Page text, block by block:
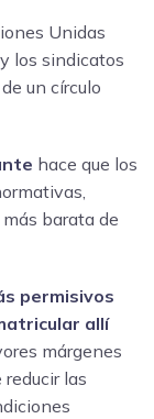
Unidas
los sindicatos
un círculo
hace que los
barata de
permisivos
allí
márgenes
las